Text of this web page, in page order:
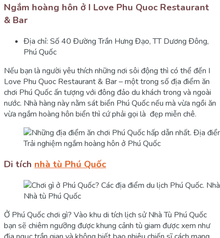
Ngắm hoàng hôn ở I Love Phu Quoc Restaurant
& Bar
Địa chỉ: Số 40 Đường Trần Hưng Đạo, TT Dương Đông,
Phú Quốc
Nếu bạn là người yêu thích những nơi sôi động thì có thể đến I
Love Phu Quoc Restaurant & Bar – một trong số địa điểm ăn
chơi Phú Quốc ấn tượng với đông đảo du khách trong và ngoài
nước. Nhà hàng này nằm sát biển Phú Quốc nếu mà vừa ngồi ăn
vừa ngắm hoàng hôn biển thì cứ phải gọi là đẹp miễn chê.
Trải nghiệm ngắm hoàng hôn ở Phú Quốc
Di tích nhà tù Phú Quốc
Nhà tù Phú Quốc
Ở Phú Quốc chơi gì? Vào khu di tích lịch sử Nhà Tù Phú Quốc
bạn sẽ chiêm ngưỡng được khung cảnh tù giam được xem như